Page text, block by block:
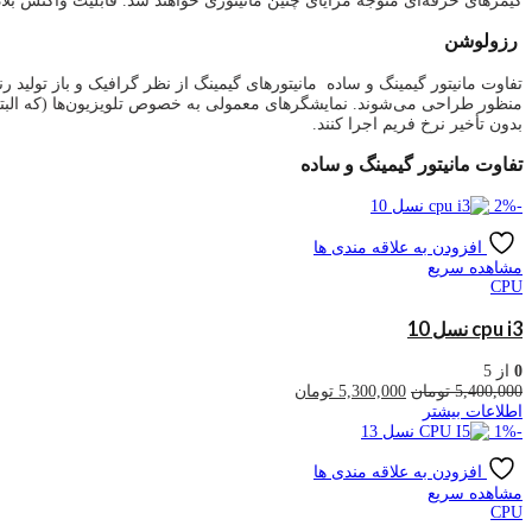
رزولوشن
تفاوت مانیتور گیمینگ و ساده مانیتورهای گیمینگ از نظر گرافیک و باز
بدون تأخیر نرخ فریم اجرا کنند.
تفاوت مانیتور گیمینگ و ساده
-
2%
افزودن به علاقه مندی ها
مشاهده سریع
CPU
cpu i3 نسل 10
0 از 5
5,400,000 تومان قیمت
5,300,000 تومان
اطلاعات بیشتر
-
1%
افزودن به علاقه مندی ها
مشاهده سریع
CPU